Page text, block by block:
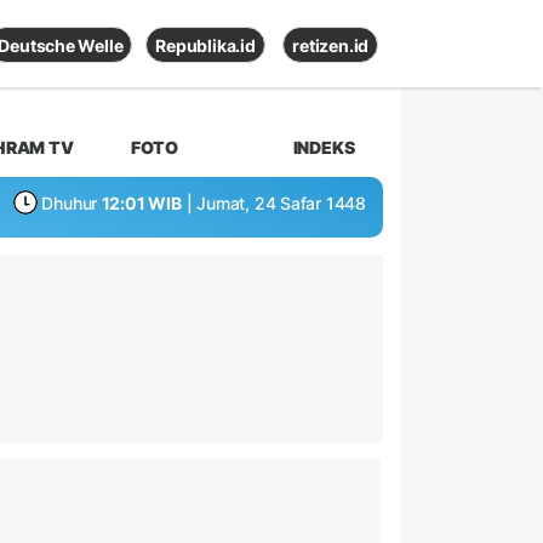
Deutsche Welle Republika.id retizen.id
TV FOTO INDEKS
Dhuhur 12:01 WIB | Jumat, 24 Safar 1448